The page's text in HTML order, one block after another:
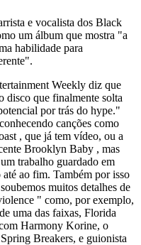
e vocalista dos Black
um álbum que mostra "a
habilidade para
Weekly diz que
disco que finalmente solta
por trás do hype."
canções como
, que já tem vídeo, ou a
Brooklyn Baby , mas
trabalho guardado em
até ao fim. Também por isso
muitos detalhes de
" como, por exemplo,
uma das faixas, Florida
Harmony Korine, o
Breakers, e guionista